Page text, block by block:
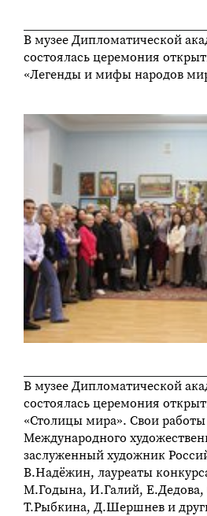
В музее Дипломатической
состоялась церемония
«Легенды и мифы народов
В музее Дипломатической
состоялась церемония
«Столицы мира». Свои
Международного
заслуженный художник
В.Надёжин, лауреаты
М.Годына, И.Галий,
Т.Рыбкина, Д.Шершнев и